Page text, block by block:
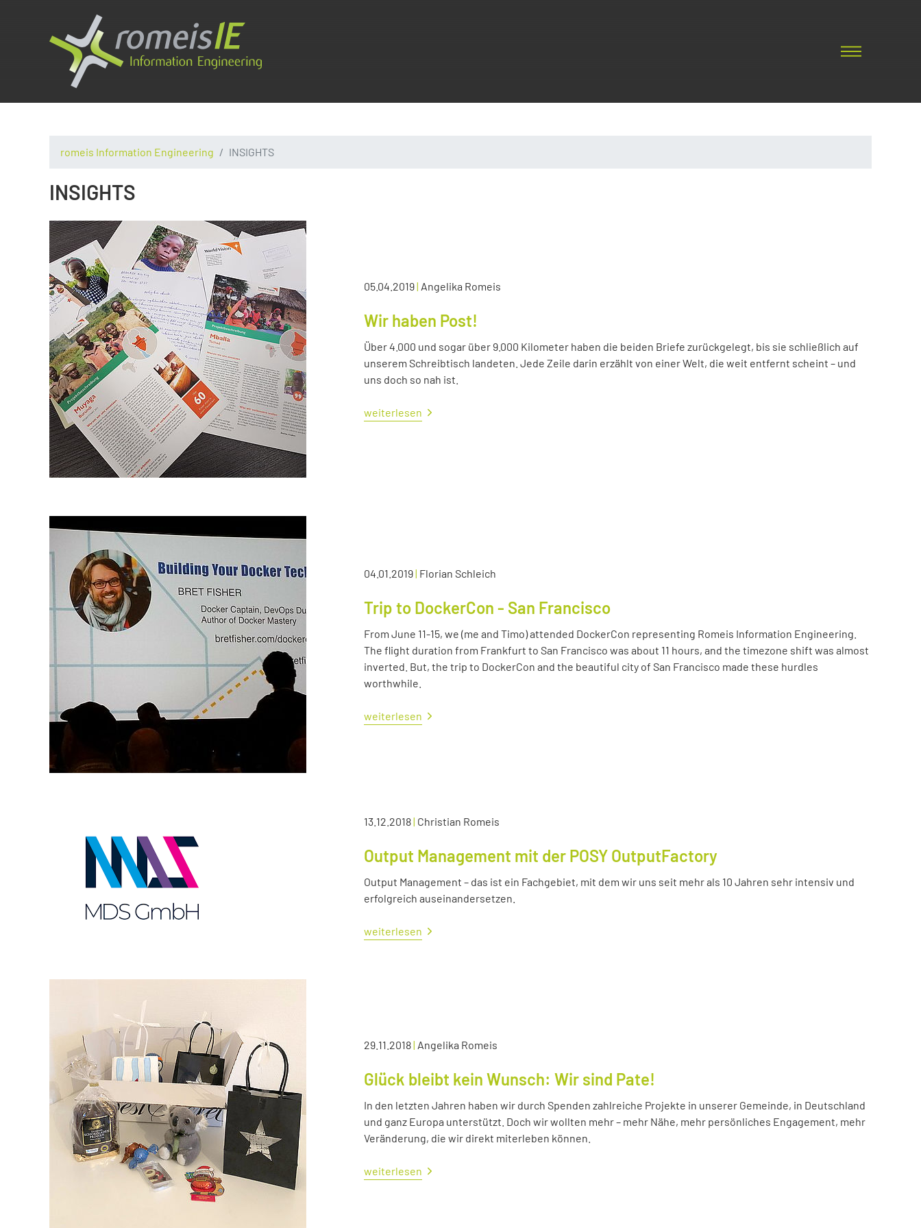
romeis Information Engineering INSIGHTS
INSIGHTS
05.04.2019| Angelika Romeis
Wir haben Post!
Über 4.000 und sogar über 9.000 Kilometer haben die beiden Briefe zurückgelegt, bis sie schließlich auf
unserem Schreibtisch landeten. Jede Zeile darin erzählt von einer Welt, die weit entfernt scheint – und
uns doch so nah ist.
weiterlesen
04.01.2019| Florian Schleich
Trip to DockerCon - San Francisco
From June 11-15, we (me and Timo) attended DockerCon representing Romeis Information Engineering.
The flight duration from Frankfurt to San Francisco was about 11 hours, and the timezone shift was almost
inverted. But, the trip to DockerCon and the beautiful city of San Francisco made these hurdles
worthwhile.
weiterlesen
13.12.2018| Christian Romeis
Output Management mit der POSY OutputFactory
Output Management – das ist ein Fachgebiet, mit dem wir uns seit mehr als 10 Jahren sehr intensiv und
erfolgreich auseinandersetzen.
weiterlesen
29.11.2018| Angelika Romeis
Glück bleibt kein Wunsch: Wir sind Pate!
In den letzten Jahren haben wir durch Spenden zahlreiche Projekte in unserer Gemeinde, in Deutschland
und ganz Europa unterstützt. Doch wir wollten mehr – mehr Nähe, mehr persönliches Engagement, mehr
Veränderung, die wir direkt miterleben können.
weiterlesen